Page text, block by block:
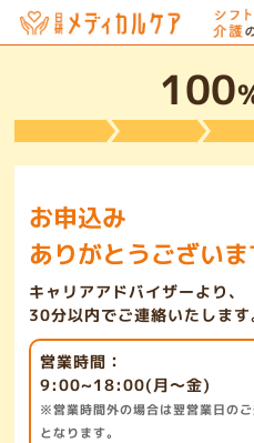
100
お申込み
ありがとうございま
キャリアアドバイザーより、
30分以内でご連絡いたします
営業時間：
9:00~18:00(月～金)
※営業時間外の場合は翌営業日の
となります。